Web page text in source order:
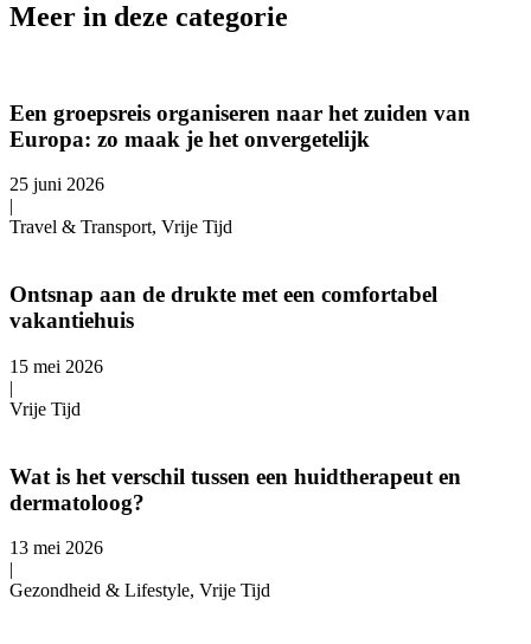
Meer in deze categorie
Een groepsreis organiseren naar het zuiden van
Europa: zo maak je het onvergetelijk
25 juni 2026
|
Travel & Transport, Vrije Tijd
Ontsnap aan de drukte met een comfortabel
vakantiehuis
15 mei 2026
|
Vrije Tijd
Wat is het verschil tussen een huidtherapeut en
dermatoloog?
13 mei 2026
|
Gezondheid & Lifestyle, Vrije Tijd